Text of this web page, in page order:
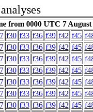
from 0000 UTC 7 August
f30 f33 f36 f39 f42 f45
f30 f33 f36 f39 f42 f45
f30 f33 f36 f39 f42 f45
f30 f33 f36 f39 f42 f45
f30 f33 f36 f39 f42 f45
f30 f33 f36 f39 f42 f45
f30 f33 f36 f39 f42 f45